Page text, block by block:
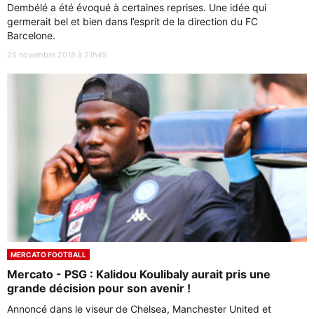
Dembélé a été évoqué à certaines reprises. Une idée qui
germerait bel et bien dans l’esprit de la direction du FC
Barcelone.
25 novembre 2018 à 21h45
MERCATO FOOTBALL
Mercato - PSG : Kalidou Koulibaly aurait pris une
grande décision pour son avenir !
Annoncé dans le viseur de Chelsea, Manchester United et